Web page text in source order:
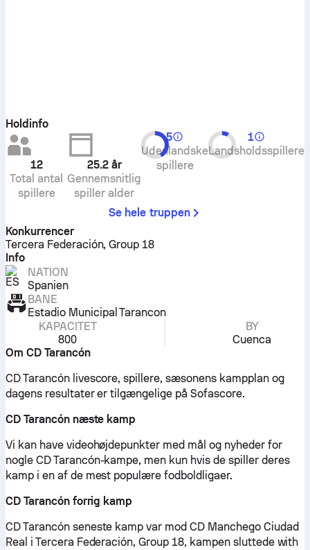
Holdinfo
12
Total antal
spillere
25.2 år
Gennemsnitlig
spiller alder
5
Udenlandske
spillere
1
Landsholdsspillere
Se hele truppen
Konkurrencer
Tercera Federación, Group 18
Info
NATION
Spanien
BANE
Estadio Municipal Tarancon
KAPACITET
800
BY
Cuenca
Om CD Tarancón
CD Tarancón livescore, spillere, sæsonens kampplan og
dagens resultater er tilgængelige på Sofascore.
CD Tarancón næste kamp
Vi kan have videohøjdepunkter med mål og nyheder for
nogle CD Tarancón-kampe, men kun hvis de spiller deres
kamp i en af de mest populære fodboldligaer.
CD Tarancón forrig kamp
CD Tarancón seneste kamp var mod CD Manchego Ciudad
Real i Tercera Federación, Group 18, kampen sluttede with